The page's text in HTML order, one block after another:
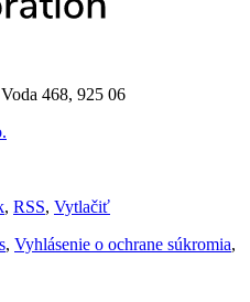
468, 925 06
, RSS, Vytlačiť
, Vyhlásenie o ochrane súkromia,